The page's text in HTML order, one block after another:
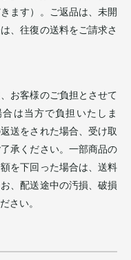
ます）。ご返品は、未開
、往復の送料をご請求さ
お客様のご負担とさせて
は当方で負担いたしま
送をされた場合、受け取
承ください。一部商品の
を下回った場合は、送料
、配送途中の汚損、破損
さい。